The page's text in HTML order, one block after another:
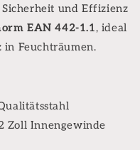
und Effizienz
EAN 442-1.1, ideal
Feuchträumen.
Zoll Innengewinde